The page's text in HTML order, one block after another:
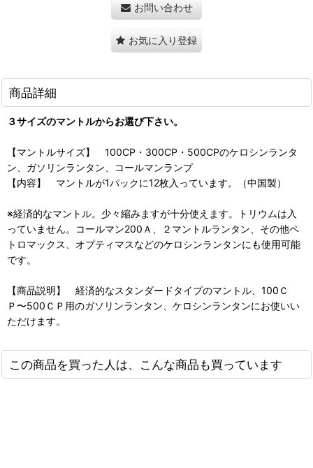
お問い合わせ
お気に入り登録
商品詳細
３サイズのマントルからお選び下さい。
【マントルサイズ】 100CP・300CP・500CPのケロシンランタ
ン、ガソリンランタン、コールマンランプ
【内容】 マントルが1パックに12枚入っています。（中国製）
※経済的なマントル。少々縮みますが十分使えます。トリウムは入
っていません。コールマン200Ａ、２マントルランタン、その他ペ
トロマックス、オプティマスなどのケロシンランタンにも使用可能
です。
【商品説明】 経済的なスタンダードタイプのマントル、100Ｃ
Ｐ〜500ＣＰ用のガソリンランタン、ケロシンランタンにお使いい
ただけます。
この商品を買った人は、こんな商品も買っています